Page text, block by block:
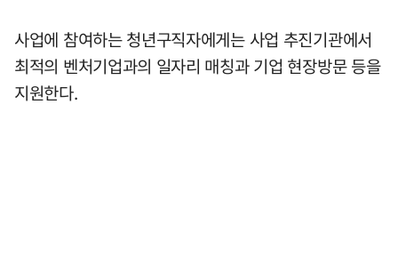
사업에 참여하는 청년구직자에게는 사업 추진기관에서
최적의 벤처기업과의 일자리 매칭과 기업 현장방문 등을
지원한다.